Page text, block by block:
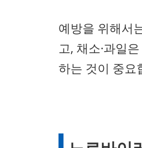
예방을 위해서
고, 채소·과일
하는 것이 중요